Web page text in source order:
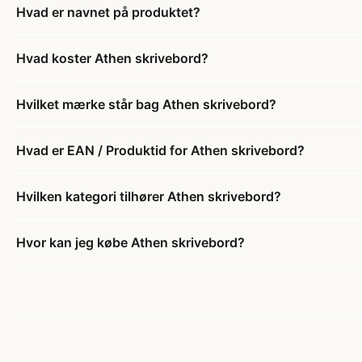
Hvad er navnet på produktet?
Hvad koster Athen skrivebord?
Hvilket mærke står bag Athen skrivebord?
Hvad er EAN / Produktid for Athen skrivebord?
Hvilken kategori tilhører Athen skrivebord?
Hvor kan jeg købe Athen skrivebord?